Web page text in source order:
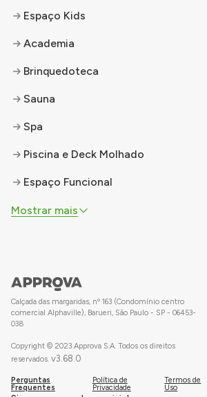
Espaço Kids
Academia
Brinquedoteca
Sauna
Spa
Piscina e Deck Molhado
Espaço Funcional
Mostrar mais
Calçada das margaridas, nº 163 (Condomínio centro
comercial Alphaville), Barueri, São Paulo - SP - 06453-
038
Copyright © 2023 Approva S.A. Todos os direitos
reservados. v3.68.0
Perguntas
Frequentes
Política de
Privacidade
Termos de
Uso